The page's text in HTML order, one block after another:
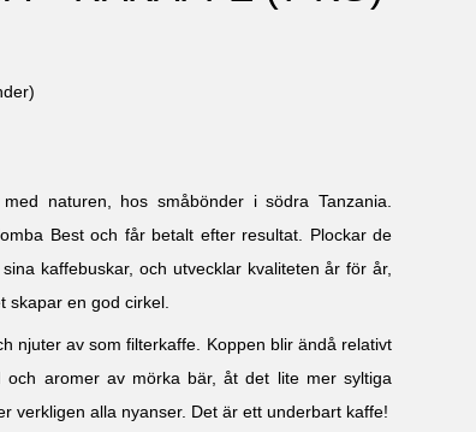
naturen, hos småbönder i södra Tanzania.
Best och får betalt efter resultat. Plockar de
kaffebuskar, och utvecklar kvaliteten år för år,
skapar en god cirkel.
njuter av som filterkaffe. Koppen blir ändå relativt
aromer av mörka bär, åt det lite mer syltiga
verkligen alla nyanser. Det är ett underbart kaffe!